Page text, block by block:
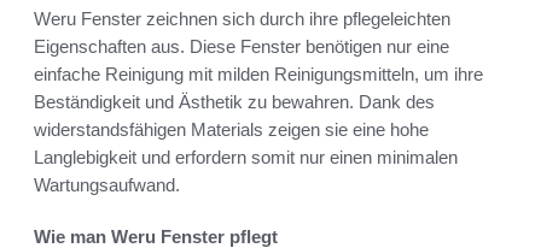
Weru Fenster zeichnen sich durch ihre pflegeleichten
Eigenschaften aus. Diese Fenster benötigen nur eine
einfache Reinigung mit milden Reinigungsmitteln, um ihre
Beständigkeit und Ästhetik zu bewahren. Dank des
widerstandsfähigen Materials zeigen sie eine hohe
Langlebigkeit und erfordern somit nur einen minimalen
Wartungsaufwand.
Wie man Weru Fenster pflegt